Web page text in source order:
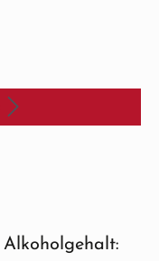
Alkoholgehalt: